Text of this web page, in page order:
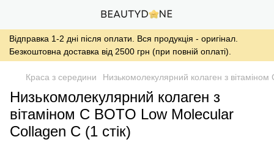
Відправка 1-2 дні після оплати. Вся продукція - оригінал.
Безкоштовна доставка від 2500 грн (при повній оплаті).
Краса з середини Низькомолекулярний колаген з
Низькомолекулярний колаген з
вітаміном С BOTO Low Molecular
Collagen C (1 стік)